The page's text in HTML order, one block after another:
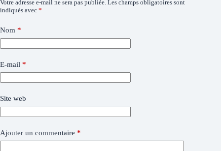
Votre adresse e-mail ne sera pas publiée. Les champs obligatoires sont
indiqués avec *
Nom *
E-mail *
Site web
Ajouter un commentaire *